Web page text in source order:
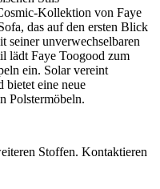
Kollektion von Faye
das auf den ersten Blick
seiner unverwechselbaren
lädt Faye Toogood zum
ein. Solar vereint
bietet eine neue
Polstermöbeln.
Stoffen. Kontaktieren